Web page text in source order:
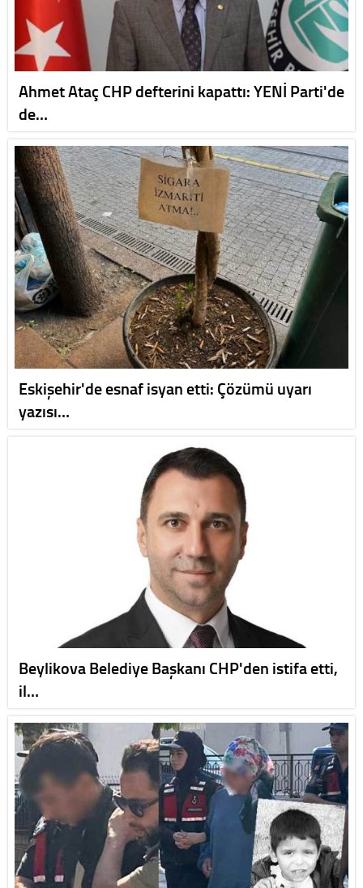
Ahmet Ataç CHP defterini kapattı: YENİ Parti'de
de…
Eskişehir'de esnaf isyan etti: Çözümü uyarı
yazısı…
Beylikova Belediye Başkanı CHP'den istifa etti,
il…